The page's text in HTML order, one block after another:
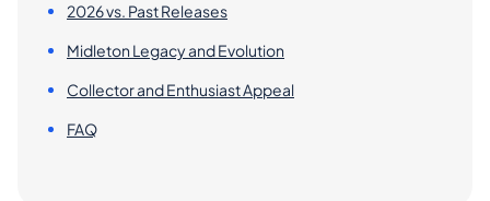
2026 vs. Past Releases
Midleton Legacy and Evolution
Collector and Enthusiast Appeal
FAQ